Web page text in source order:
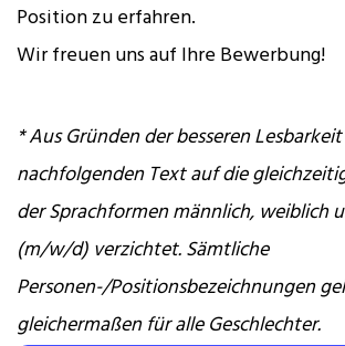
Position zu erfahren.
Wir freuen uns auf Ihre Bewerbung!
* Aus Gründen der besseren
nachfolgenden Text auf die
der Sprachformen männlich, weiblich
(m/w/d) verzichtet. Sämtliche
Personen-/Positionsbezeichnungen
gleichermaßen für alle Geschlechter.